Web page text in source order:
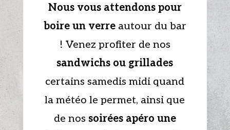
Nous vous attendons pour
boire un verreautour du bar
! Venez profiter de nos
sandwichs ou grillades
certains samedis midi quand
la météo le permet, ainsi que
de nos soirées apéro une